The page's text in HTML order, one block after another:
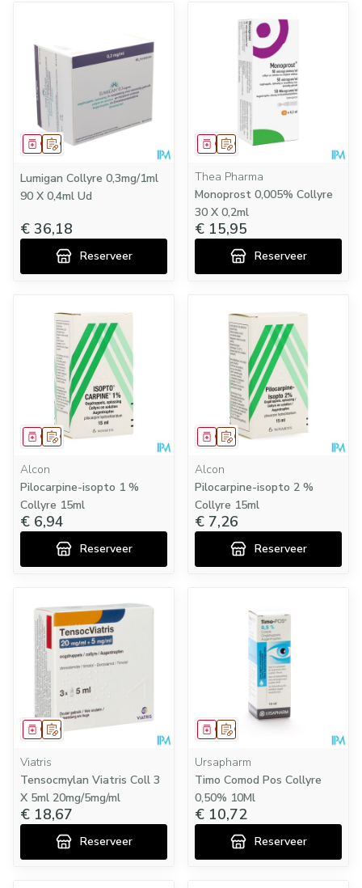
Op voorschrift
Geneesmiddel
Lumigan Collyre 0,3mg/1ml
90 X 0,4ml Ud
€ 36,18
Reserveer
Op voorschrift
Geneesmiddel
Thea Pharma
Monoprost 0,005% Collyre
30 X 0,2ml
€ 15,95
Reserveer
Op voorschrift
Geneesmiddel
Alcon
Pilocarpine-isopto 1 %
Collyre 15ml
€ 6,94
Reserveer
Op voorschrift
Geneesmiddel
Alcon
Pilocarpine-isopto 2 %
Collyre 15ml
€ 7,26
Reserveer
Op voorschrift
Geneesmiddel
Viatris
Tensocmylan Viatris Coll 3
X 5ml 20mg/5mg/ml
€ 18,67
Reserveer
Op voorschrift
Geneesmiddel
Ursapharm
Timo Comod Pos Collyre
0,50% 10Ml
€ 10,72
Reserveer